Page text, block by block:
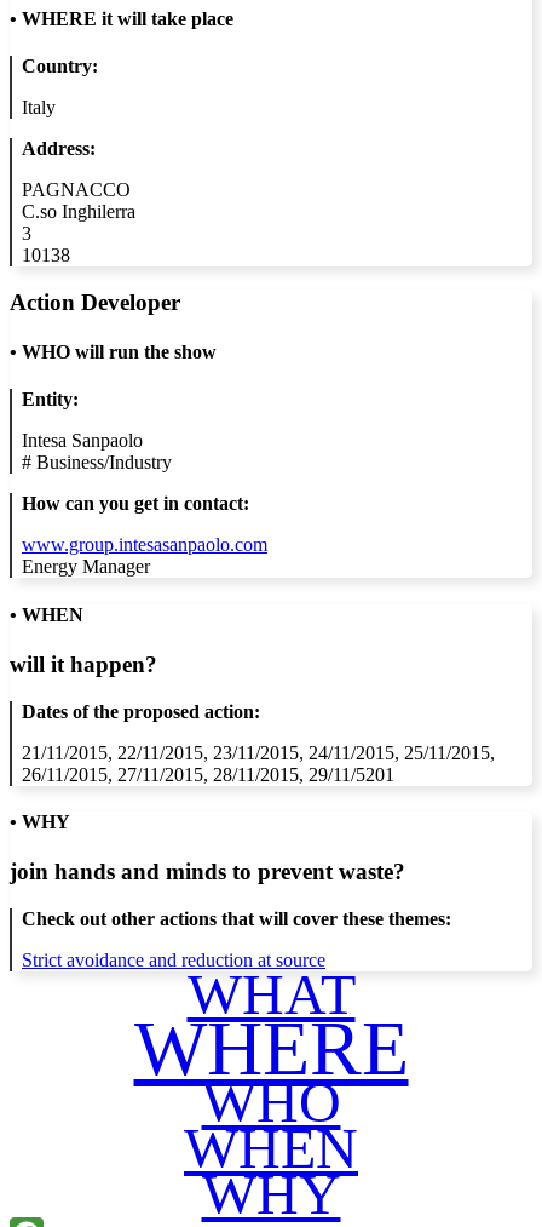
• WHERE it will take place
Country:
Italy
Address:
PAGNACCO
C.so Inghilerra
3
10138
Action Developer
• WHO will run the show
Entity:
Intesa Sanpaolo
# Business/Industry
How can you get in contact:
www.group.intesasanpaolo.com
Energy Manager
• WHEN
will it happen?
Dates of the proposed action:
21/11/2015, 22/11/2015, 23/11/2015, 24/11/2015, 25/11/2015,
26/11/2015, 27/11/2015, 28/11/2015, 29/11/5201
• WHY
join hands and minds to prevent waste?
Check out other actions that will cover these themes:
Strict avoidance and reduction at source
WHAT
WHERE
WHO
WHEN
WHY